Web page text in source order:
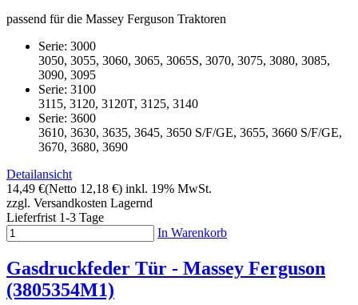
passend für die Massey Ferguson Traktoren
Serie: 3000
3050, 3055, 3060, 3065, 3065S, 3070, 3075, 3080, 3085,
3090, 3095
Serie: 3100
3115, 3120, 3120T, 3125, 3140
Serie: 3600
3610, 3630, 3635, 3645, 3650 S/F/GE, 3655, 3660 S/F/GE,
3670, 3680, 3690
Detailansicht
14,49 €(Netto 12,18 €) inkl. 19% MwSt.
zzgl. Versandkosten Lagernd
Lieferfrist 1-3 Tage
In Warenkorb
Gasdruckfeder Tür - Massey Ferguson
(3805354M1)